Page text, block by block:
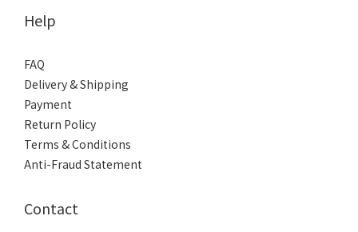
Help
FAQ
Delivery & Shipping
Payment
Return Policy
Terms & Conditions
Anti-Fraud Statement
Contact